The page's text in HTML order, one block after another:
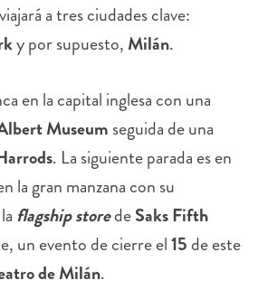
viajará a tres ciudades clave:
y por supuesto, Milán.
en la capital inglesa con una
Museum seguida de una
. La siguiente parada es en
la gran manzana con su
flagship storedeSaks Fifth
un evento de cierre el15 de este
de Milán.